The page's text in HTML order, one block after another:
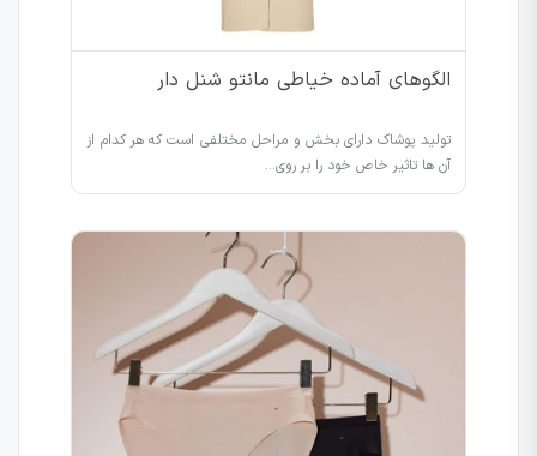
الگوهای آماده خیاطی مانتو شنل دار
تولید پوشاک دارای بخش و مراحل مختلفی است که هر کدام از
آن ها تاثیر خاص خود را بر روی…